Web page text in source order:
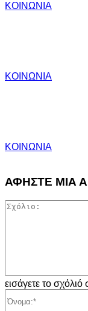
ΚΟΙΝΩΝΙΑ
ΚΟΙΝΩΝΙΑ
ΚΟΙΝΩΝΙΑ
ΑΦΗΣΤΕ ΜΙΑ
εισάγετε το σχόλιό